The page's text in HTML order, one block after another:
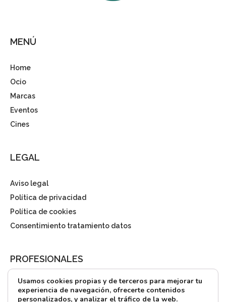
MENÚ
Home
Ocio
Marcas
Eventos
Cines
LEGAL
Aviso legal
Política de privacidad
Política de cookies
Consentimiento tratamiento datos
PROFESIONALES
¿Quieres alquilar?
Prensa
Usamos cookies propias y de terceros para mejorar tu
experiencia de navegación, ofrecerte contenidos
personalizados, y analizar el tráfico de la web.